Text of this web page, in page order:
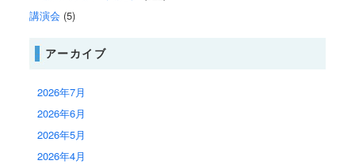
講演会 (5)
アーカイブ
2026年7月
2026年6月
2026年5月
2026年4月